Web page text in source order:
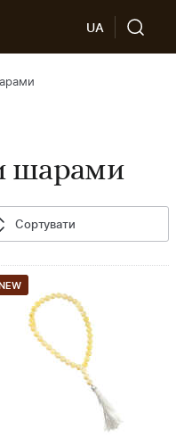
UA
шарами
Сортувати
NEW